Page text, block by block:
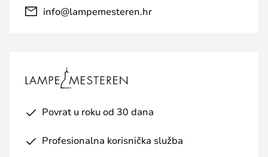
info@lampemesteren.hr
Povrat u roku od 30 dana
Profesionalna korisnička služba